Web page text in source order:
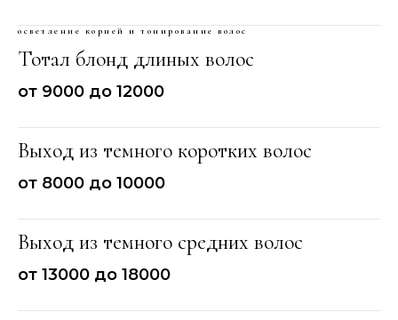
осветление корней и тонирование волос
Тотал блонд длиных волос
от 9000 до 12000
Выход из темного коротких волос
от 8000 до 10000
Выход из темного средних волос
от 13000 до 18000